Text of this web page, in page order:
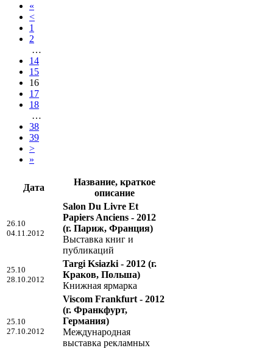
«
<
1
2
…
14
15
16
17
18
…
38
39
>
»
Дата
Название, краткое
описание
26.10
04.11.2012
Salon Du Livre Et
Papiers Anciens - 2012
(г. Париж, Франция)
Выставка книг и
публикаций
25.10
28.10.2012
Targi Ksiazki - 2012 (г.
Краков, Польша)
Книжная ярмарка
25.10
27.10.2012
Viscom Frankfurt - 2012
(г. Франкфурт,
Германия)
Международная
выставка рекламных